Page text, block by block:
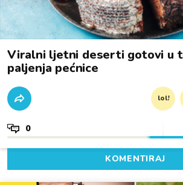
Viralni ljetni deserti gotovi u
paljenja pećnice
lol!
0
KOMENTIRAJ